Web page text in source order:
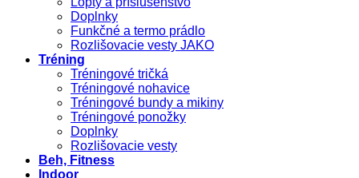
Doplnky
Funkčné a termo prádlo
Rozlišovacie vesty JAKO
Tréning
Tréningové tričká
Tréningové nohavice
Tréningové bundy a mikiny
Tréningové ponožky
Doplnky
Rozlišovacie vesty
Beh, Fitness
Indoor